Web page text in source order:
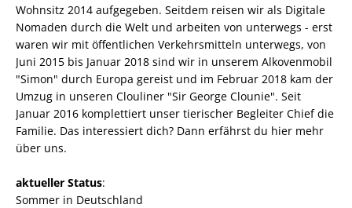
Wohnsitz 2014 aufgegeben. Seitdem reisen wir als Digitale
Nomaden durch die Welt und arbeiten von unterwegs - erst
waren wir mit öffentlichen Verkehrsmitteln unterwegs, von
Juni 2015 bis Januar 2018 sind wir in unserem Alkovenmobil
"Simon" durch Europa gereist und im Februar 2018 kam der
Umzug in unseren Clouliner "Sir George Clounie". Seit
Januar 2016 komplettiert unser tierischer Begleiter Chief die
Familie. Das interessiert dich? Dann erfährst du hier mehr
über uns.
aktueller Status:
Sommer in Deutschland